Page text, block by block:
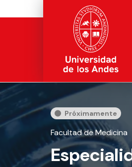
Próximamente
Facultad de Medicina